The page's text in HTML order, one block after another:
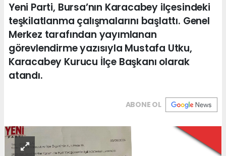
Yeni Parti, Bursa’nın Karacabey ilçesindeki
teşkilatlanma çalışmalarını başlattı. Genel
Merkez tarafından yayımlanan
görevlendirme yazısıyla Mustafa Utku,
Karacabey Kurucu İlçe Başkanı olarak
atandı.
ABONE OL